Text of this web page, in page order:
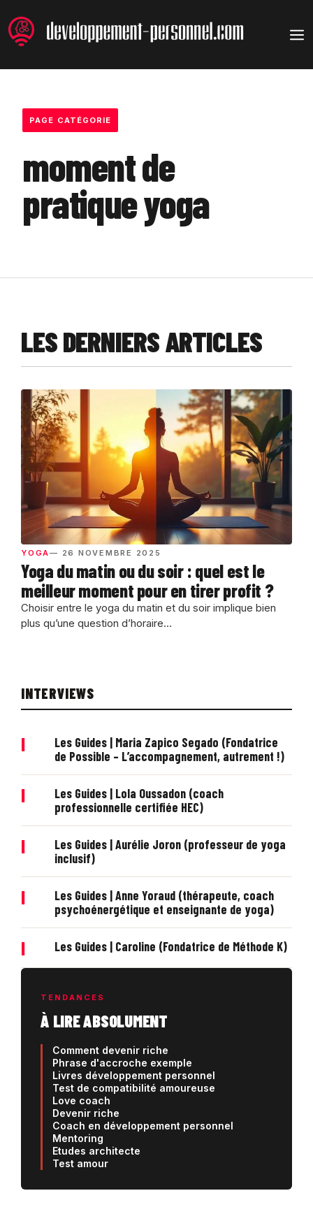
au
contenu
PAGE CATÉGORIE
moment de
pratique yoga
LES DERNIERS ARTICLES
YOGA— 26 NOVEMBRE 2025
Yoga du matin ou du soir : quel est le
meilleur moment pour en tirer profit ?
Choisir entre le yoga du matin et du soir implique bien
plus qu’une question d’horaire...
INTERVIEWS
|
Les Guides | Maria Zapico Segado (Fondatrice
de Possible – L’accompagnement, autrement !)
|
Les Guides | Lola Oussadon (coach
professionnelle certifiée HEC)
|
Les Guides | Aurélie Joron (professeur de yoga
inclusif)
|
Les Guides | Anne Yoraud (thérapeute, coach
psychoénergétique et enseignante de yoga)
| Les Guides | Caroline (Fondatrice de Méthode K)
TENDANCES
À LIRE ABSOLUMENT
Comment devenir riche
Phrase d'accroche exemple
Livres développement personnel
Test de compatibilité amoureuse
Love coach
Devenir riche
Coach en développement personnel
Mentoring
Etudes architecte
Test amour